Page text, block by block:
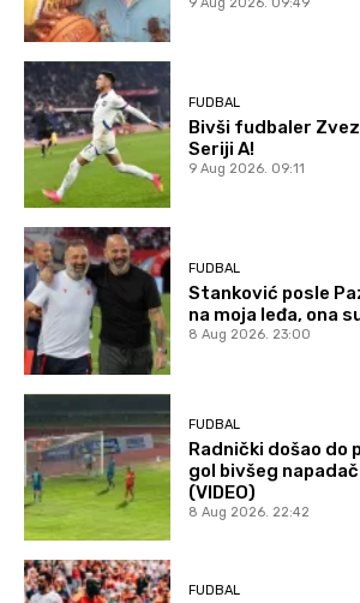
FUDBAL
Bivši fudbaler
Seriji A!
9 Aug 2026. 09:11
FUDBAL
Stanković posle
na moja leđa, ona
8 Aug 2026. 23:00
FUDBAL
Radnički došao do
gol bivšeg
(VIDEO)
8 Aug 2026. 22:42
FUDBAL